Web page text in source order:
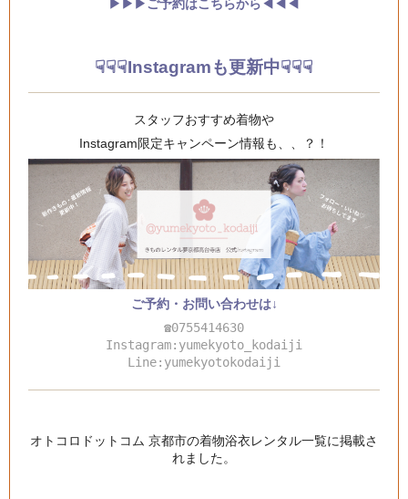
▶︎▶︎▶︎ご予約はこちらから◀︎◀︎◀︎
☟☟☟Instagramも更新中☟☟☟
スタッフおすすめ着物や
Instagram限定キャンペーン情報も、、？！
ご予約・お問い合わせは↓
☎0755414630
Instagram:yumekyoto_kodaiji
Line:yumekyotokodaiji
オトコロドットコム 京都市の着物浴衣レンタル一覧に掲載さ
れました。